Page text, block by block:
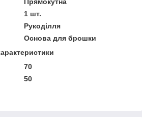
1 шт.
Рукоділля
Основа для брошки
70
50